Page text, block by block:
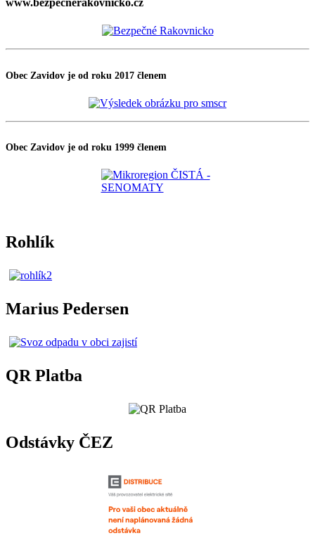
Obec Zavidov je od roku 2017 členem
Obec Zavidov je od roku 1999 členem
Rohlík
Marius Pedersen
QR Platba
Odstávky ČEZ